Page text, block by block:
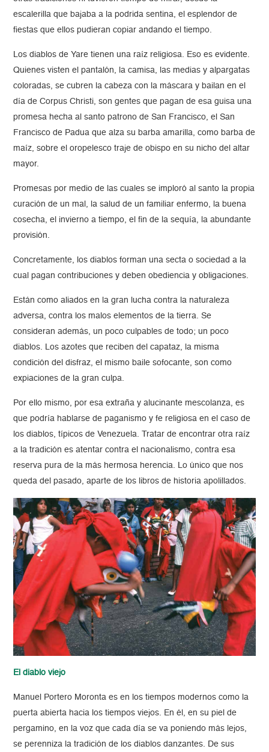
escalerilla que bajaba a la podrida sentina, el esplendor de
fiestas que ellos pudieran copiar andando el tiempo.
Los diablos de Yare tienen una raíz religiosa. Eso es evidente.
Quienes visten el pantalón, la camisa, las medias y alpargatas
coloradas, se cubren la cabeza con la máscara y bailan en el
día de Corpus Christi, son gentes que pagan de esa guisa una
promesa hecha al santo patrono de San Francisco, el San
Francisco de Padua que alza su barba amarilla, como barba de
maíz, sobre el oropelesco traje de obispo en su nicho del altar
mayor.
Promesas por medio de las cuales se imploró al santo la propia
curación de un mal, la salud de un familiar enfermo, la buena
cosecha, el invierno a tiempo, el fin de la sequía, la abundante
provisión.
Concretamente, los diablos forman una secta o sociedad a la
cual pagan contribuciones y deben obediencia y obligaciones.
Están como aliados en la gran lucha contra la naturaleza
adversa, contra los malos elementos de la tierra. Se
consideran además, un poco culpables de todo; un poco
diablos. Los azotes que reciben del capataz, la misma
condición del disfraz, el mismo baile sofocante, son como
expiaciones de la gran culpa.
Por ello mismo, por esa extraña y alucinante mescolanza, es
que podría hablarse de paganismo y fe religiosa en el caso de
los diablos, típicos de Venezuela. Tratar de encontrar otra raíz
a la tradición es atentar contra el nacionalismo, contra esa
reserva pura de la más hermosa herencia. Lo único que nos
queda del pasado, aparte de los libros de historia apolillados.
El diablo viejo
Manuel Portero Moronta es en los tiempos modernos como la
puerta abierta hacia los tiempos viejos. En él, en su piel de
pergamino, en la voz que cada día se va poniendo más lejos,
se perenniza la tradición de los diablos danzantes. De sus